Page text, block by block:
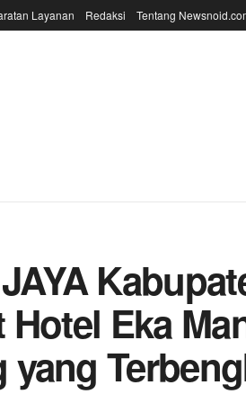
Layanan Redaksi Tentang
Eka